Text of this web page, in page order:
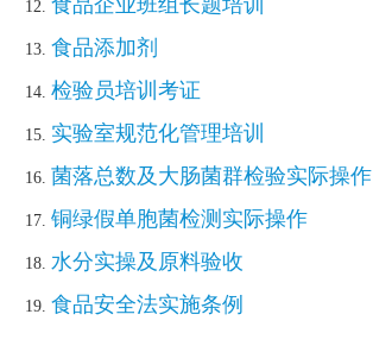
食品企业班组长题培训
食品添加剂
检验员培训考证
实验室规范化管理培训
菌落总数及大肠菌群检验实际操作
铜绿假单胞菌检测实际操作
水分实操及原料验收
食品安全法实施条例